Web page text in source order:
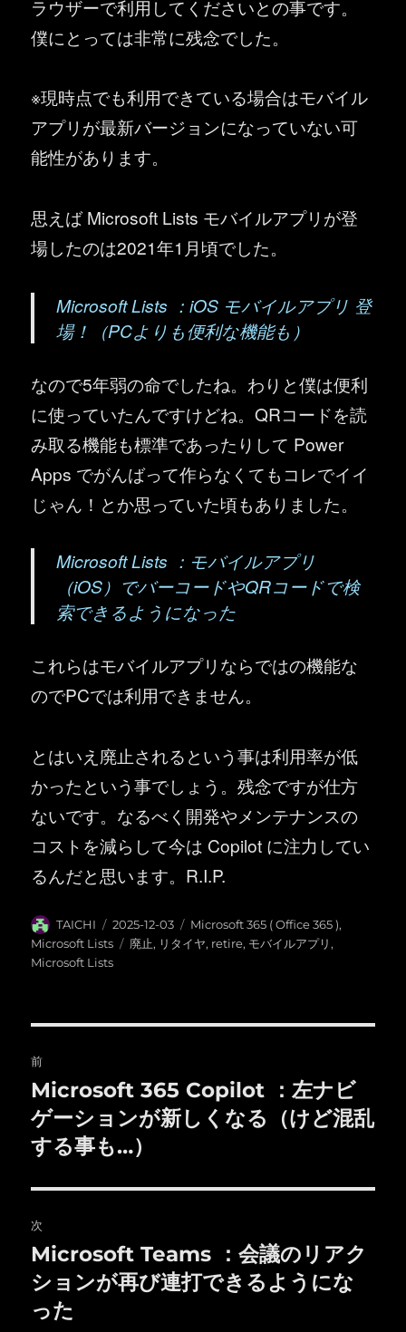
ラウザーで利用してくださいとの事です。
僕にとっては非常に残念でした。
※現時点でも利用できている場合はモバイル
アプリが最新バージョンになっていない可
能性があります。
思えば Microsoft Lists モバイルアプリが登
場したのは2021年1月頃でした。
Microsoft Lists ：iOS モバイルアプリ 登
場！（PCよりも便利な機能も）
なので5年弱の命でしたね。わりと僕は便利
に使っていたんですけどね。QRコードを読
み取る機能も標準であったりして Power
Apps でがんばって作らなくてもコレでイイ
じゃん！とか思っていた頃もありました。
Microsoft Lists ：モバイルアプリ
（iOS）でバーコードやQRコードで検
索できるようになった
これらはモバイルアプリならではの機能な
のでPCでは利用できません。
とはいえ廃止されるという事は利用率が低
かったという事でしょう。残念ですが仕方
ないです。なるべく開発やメンテナンスの
コストを減らして今は Copilot に注力してい
るんだと思います。R.I.P.
投
稿
者
TAICHI
投
稿
日:
2025-12-03
カ
テ
Microsoft 365 ( Office 365 ),
Microsoft Lists
タ
廃止, リタイヤ, retire, モバイルアプリ ,
Microsoft Lists
稿
ナ
ビ
ゲ
ー
シ
ョ
前
前
の
投
Microsoft 365 Copilot ：左ナビ
ゲーションが新しくなる（けど混乱
する事も…）
次
次
の
投
Microsoft Teams ：会議のリアク
ションが再び連打できるようにな
った